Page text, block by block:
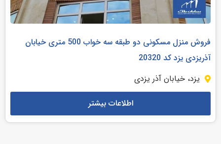
فروش منزل مسکونی دو طبقه سه خواب 500 متری خیابان
آذریزدی یزد کد 20320
یزد، خیابان آذر یزدی
اطلاعات بیشتر